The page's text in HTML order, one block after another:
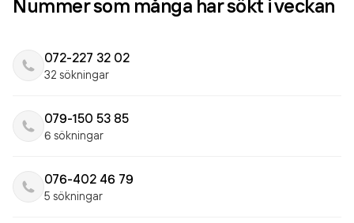
Nummer som många har sökt i veckan
072-227 32 02
32 sökningar
079-150 53 85
6 sökningar
076-402 46 79
5 sökningar